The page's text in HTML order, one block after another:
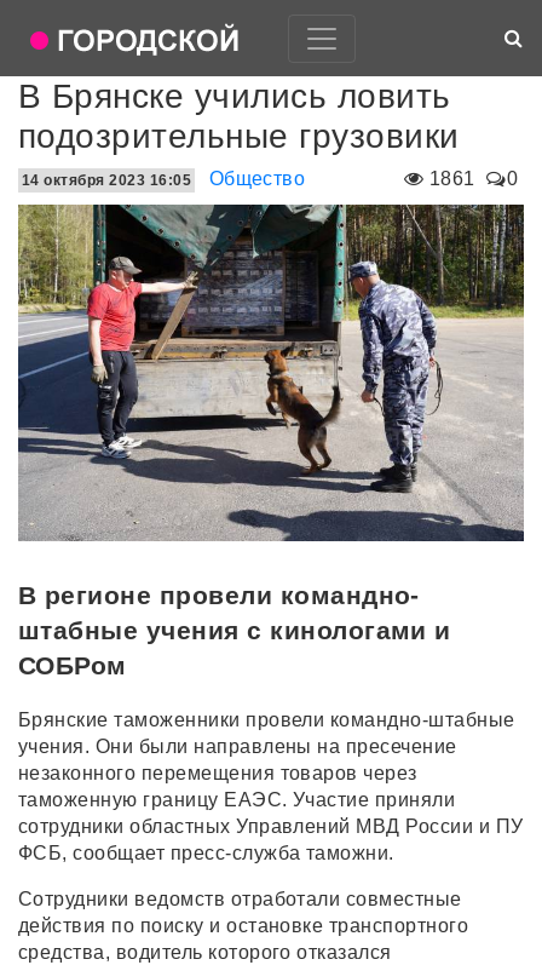
В Брянске учились ловить
подозрительные грузовики
1861 0
14 октября 2023 16:05 Общество
В регионе провели командно-
штабные учения с кинологами и
СОБРом
Брянские таможенники провели командно-штабные
учения. Они были направлены на пресечение
незаконного перемещения товаров через
таможенную границу ЕАЭС. Участие приняли
сотрудники областных Управлений МВД России и ПУ
ФСБ, сообщает пресс-служба таможни.
Сотрудники ведомств отработали совместные
действия по поиску и остановке транспортного
средства, водитель которого отказался